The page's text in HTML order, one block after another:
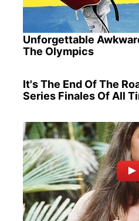
Unforgettable
The Olympics
It's The End Of The
Series Finales Of All